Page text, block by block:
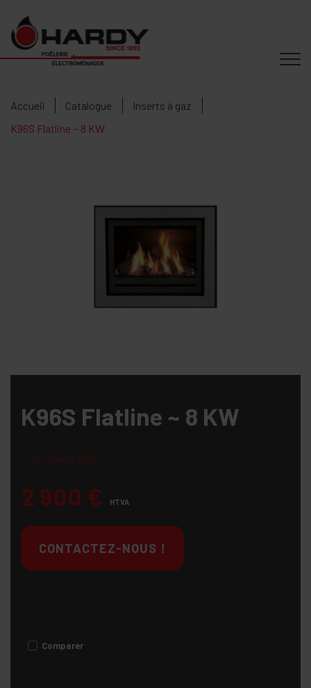
Accueil Catalogue
Inserts à gaz
K96S Flatline ~ 8 KW
K96S Flatline ~ 8 KW
En savoir plus ...
2 900 € HTVA
CONTACTEZ-NOUS !
Comparer